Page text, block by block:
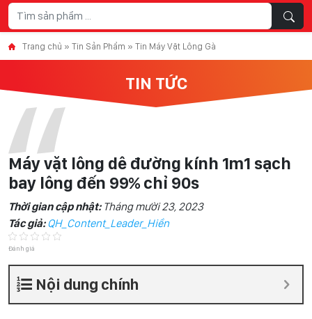
Skip to content
Trang chủ » Tin Sản Phẩm » Tin Máy Vặt Lông Gà
TIN TỨC
Máy vặt lông dê đường kính 1m1 sạch
bay lông đến 99% chỉ 90s
Thời gian cập nhật: Tháng mười 23, 2023
Tác giả:QH_Content_Leader_Hiền
Đánh giá
Nội dung chính